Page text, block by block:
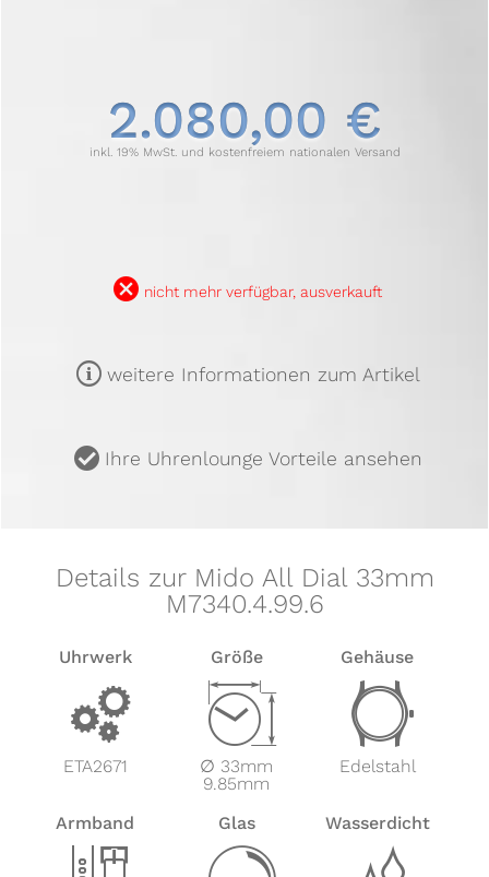
2.080,00 €
inkl. 19% MwSt. und kostenfreiem nationalen Versand
B nicht mehr verfügbar, ausverkauft
m weitere Informationen zum Artikel
u Ihre Uhrenlounge Vorteile ansehen
Details zur Mido All Dial 33mm
M7340.4.99.6
Uhrwerk
v
ETA2671
Größe
Z
∅ 33mm
9.85mm
Gehäuse
w
Edelstahl
Armband Glas Wasserdicht